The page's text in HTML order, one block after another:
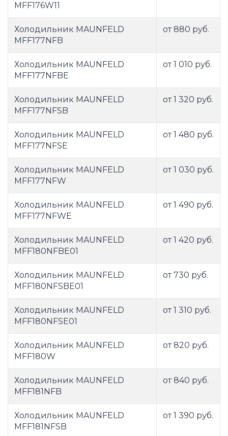
MFF176W11
Холодильник MAUNFELD
MFF177NFB
от 880 руб.
Холодильник MAUNFELD
MFF177NFBE
от 1 010 руб.
Холодильник MAUNFELD
MFF177NFSB
от 1 320 руб.
Холодильник MAUNFELD
MFF177NFSE
от 1 480 руб.
Холодильник MAUNFELD
MFF177NFW
от 1 030 руб.
Холодильник MAUNFELD
MFF177NFWE
от 1 490 руб.
Холодильник MAUNFELD
MFF180NFBE01
от 1 420 руб.
Холодильник MAUNFELD
MFF180NFSBE01
от 730 руб.
Холодильник MAUNFELD
MFF180NFSE01
от 1 310 руб.
Холодильник MAUNFELD
MFF180W
от 820 руб.
Холодильник MAUNFELD
MFF181NFB
от 840 руб.
Холодильник MAUNFELD
MFF181NFSB
от 1 390 руб.